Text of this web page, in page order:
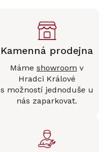
Kamenná prodejna
Máme showroom v
Hradci Králové
s možností jednoduše u
nás zaparkovat.